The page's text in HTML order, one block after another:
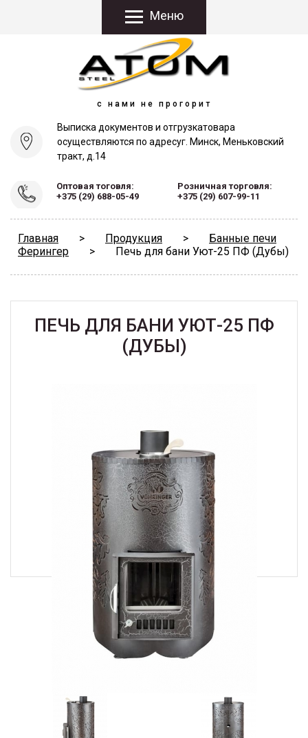
Меню
с нами не прогорит
Выписка документов и отгрузкатовара
осуществляются по адресуг. Минск, Меньковский
тракт, д.14
Оптовая тоговля:
+375 (29) 688-05-49
Розничная торговля:
+375 (29) 607-99-11
Главная > Продукция >
Банные печи
Ферингер
> Печь для бани Уют-25 ПФ (Дубы)
ПЕЧЬ ДЛЯ БАНИ УЮТ-25 ПФ
(ДУБЫ)